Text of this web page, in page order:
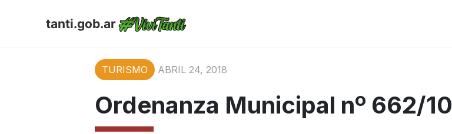
tanti.gob.ar
TURISMO ABRIL 24, 2018
Ordenanza Municipal nº 662/10